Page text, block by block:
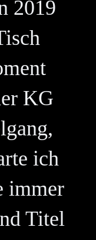
2019
KG
ich
immer
Titel